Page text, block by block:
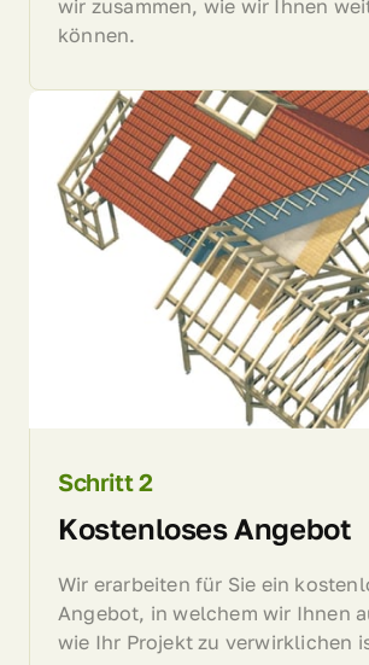
wir zusammen, wie wir Ihnen
können.
Schritt 2
Kostenloses Angebot
Wir erarbeiten für Sie ein
Angebot, in welchem wir Ihnen
wie Ihr Projekt zu verwirklichen